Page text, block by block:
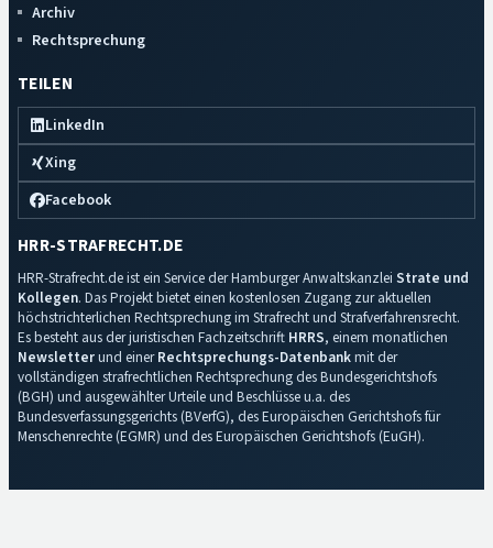
Archiv
Rechtsprechung
TEILEN
LinkedIn
Xing
Facebook
HRR-STRAFRECHT.DE
HRR-Strafrecht.de ist ein Service der Hamburger Anwaltskanzlei Strate und
Kollegen. Das Projekt bietet einen kostenlosen Zugang zur aktuellen
höchstrichterlichen Rechtsprechung im Strafrecht und Strafverfahrensrecht.
Es besteht aus der juristischen Fachzeitschrift HRRS, einem monatlichen
Newsletterund einerRechtsprechungs-Datenbankmit der
vollständigen strafrechtlichen Rechtsprechung des Bundesgerichtshofs
(BGH) und ausgewählter Urteile und Beschlüsse u.a. des
Bundesverfassungsgerichts (BVerfG), des Europäischen Gerichtshofs für
Menschenrechte (EGMR) und des Europäischen Gerichtshofs (EuGH).